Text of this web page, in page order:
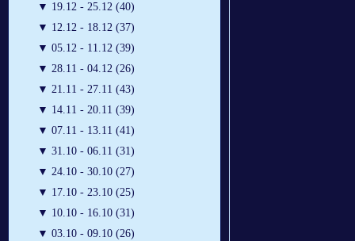
▼ 19.12 - 25.12 (40)
▼ 12.12 - 18.12 (37)
▼ 05.12 - 11.12 (39)
▼ 28.11 - 04.12 (26)
▼ 21.11 - 27.11 (43)
▼ 14.11 - 20.11 (39)
▼ 07.11 - 13.11 (41)
▼ 31.10 - 06.11 (31)
▼ 24.10 - 30.10 (27)
▼ 17.10 - 23.10 (25)
▼ 10.10 - 16.10 (31)
▼ 03.10 - 09.10 (26)